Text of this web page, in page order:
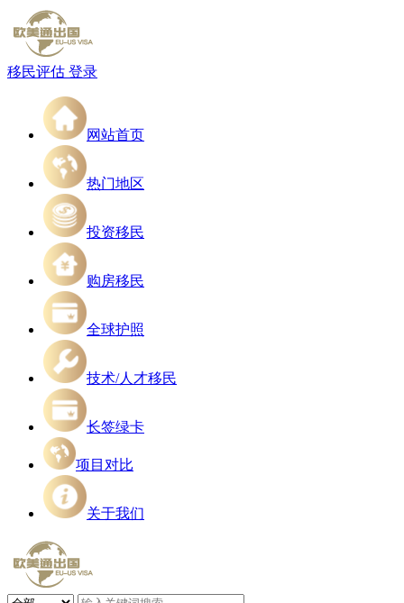
移民评估 登录
网站首页
热门地区
投资移民
购房移民
全球护照
技术/人才移民
长签绿卡
项目对比
关于我们